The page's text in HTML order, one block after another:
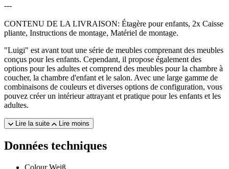
---
CONTENU DE LA LIVRAISON: Étagère pour enfants, 2x Caisse
pliante, Instructions de montage, Matériel de montage.
"Luigi" est avant tout une série de meubles comprenant des meubles
conçus pour les enfants. Cependant, il propose également des
options pour les adultes et comprend des meubles pour la chambre à
coucher, la chambre d'enfant et le salon. Avec une large gamme de
combinaisons de couleurs et diverses options de configuration, vous
pouvez créer un intérieur attrayant et pratique pour les enfants et les
adultes.
Lire la suite Lire moins
Données techniques
Colour Weiß